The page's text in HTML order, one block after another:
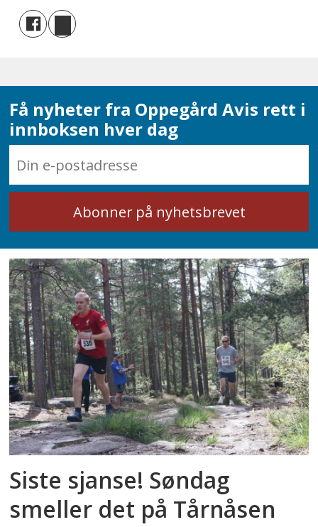
Få nyheter fra Oppegård Avis rett i
innboksen hver dag
Siste sjanse! Søndag
smeller det på Tårnåsen